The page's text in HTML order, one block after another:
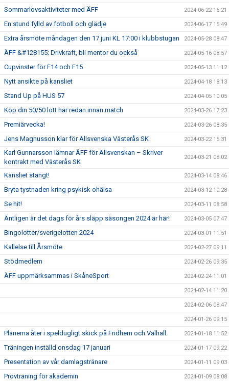
Sommarlovsaktiviteter med ÄFF 2024-06-22 16:21
En stund fylld av fotboll och glädje 2024-06-17 15:49
Extra årsmöte måndagen den 17 juni KL 17:00 i klubbstugan 2024-05-28 08:47
ÄFF &#128155; Drivkraft, bli mentor du också 2024-05-16 08:57
Cupvinster för F14 och F15 2024-05-13 11:12
Nytt ansikte på kansliet 2024-04-18 18:13
Stand Up på HUS 57 2024-04-05 10:05
Köp din 50/50 lott här redan innan match 2024-03-26 17:23
Premiärvecka! 2024-03-26 08:35
Jens Magnusson klar för Allsvenska Västerås SK 2024-03-22 15:31
Karl Gunnarsson lämnar ÄFF för Allsvenskan – Skriver
kontrakt med Västerås SK
2024-03-21 08:02
Kansliet stängt! 2024-03-14 08:46
Bryta tystnaden kring psykisk ohälsa 2024-03-12 10:28
Se hit! 2024-03-11 08:58
Äntligen är det dags för års släpp säsongen 2024 är här! 2024-03-05 07:47
Bingolotter/sverigelotten 2024 2024-03-01 11:51
Kallelse till Årsmöte 2024-02-27 09:11
Stödmedlem 2024-02-26 09:35
ÄFF uppmärksammas i SkåneSport 2024-02-24 11:01
2024-02-14 11:20
2024-02-06 08:47
2024-01-26 09:15
Planerna åter i speldugligt skick på Fridhem och Valhall. 2024-01-18 11:52
Träningen inställd onsdag 17 januari 2024-01-17 09:22
Presentation av vår damlagstränare 2024-01-11 09:03
Provträning för akademin 2024-01-09 08:08